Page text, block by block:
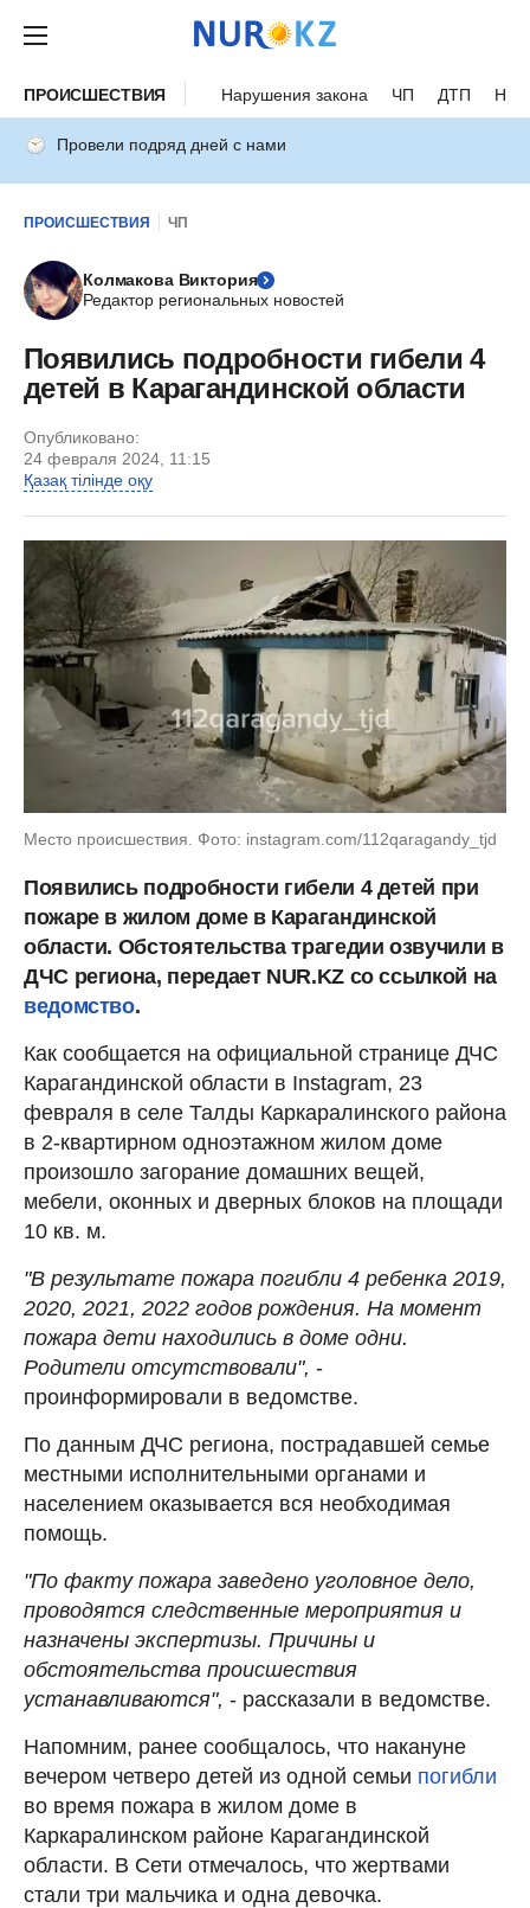
ПРОИСШЕСТВИЯ Нарушения закона ЧП ДТП
Провели подряд дней с нами
ПРОИСШЕСТВИЯ ЧП
Колмакова Виктория
Редактор региональных новостей
Появились подробности гибели 4
детей в Карагандинской области
Опубликовано:
24 февраля 2024, 11:15
Қазақ тілінде оқу
Место происшествия. Фото: instagram.com/112qaragandy_tjd
Появились подробности гибели 4 детей при
пожаре в жилом доме в Карагандинской
области. Обстоятельства трагедии озвучили в
ДЧС региона, передает NUR.KZ со ссылкой на
ведомство.
Как сообщается на официальной странице ДЧС
Карагандинской области в Instagram, 23
февраля в селе Талды Каркаралинского района
в 2-квартирном одноэтажном жилом доме
произошло загорание домашних вещей,
мебели, оконных и дверных блоков на площади
10 кв. м.
"В результате пожара погибли 4 ребенка 2019,
2020, 2021, 2022 годов рождения. На момент
пожара дети находились в доме одни.
Родители отсутствовали", -
проинформировали в ведомстве.
По данным ДЧС региона, пострадавшей семье
местными исполнительными органами и
населением оказывается вся необходимая
помощь.
"По факту пожара заведено уголовное дело,
проводятся следственные мероприятия и
назначены экспертизы. Причины и
обстоятельства происшествия
устанавливаются", - рассказали в ведомстве.
Напомним, ранее сообщалось, что накануне
вечером четверо детей из одной семьи погибли
во время пожара в жилом доме в
Каркаралинском районе Карагандинской
области. В Сети отмечалось, что жертвами
стали три мальчика и одна девочка.